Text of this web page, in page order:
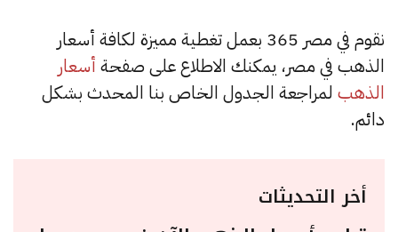
نقوم في مصر 365 بعمل تغطية مميزة لكافة أسعار
الذهب في مصر، يمكنك الاطلاع على صفحة أسعار
الذهب لمراجعة الجدول الخاص بنا المحدث بشكل
دائم.
أخر التحديثات